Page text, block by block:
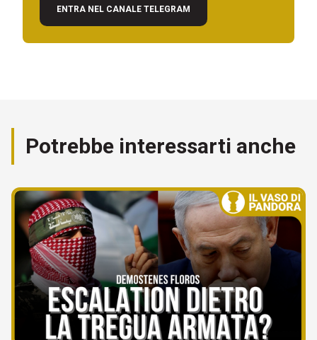
ENTRA NEL CANALE TELEGRAM
Potrebbe interessarti anche